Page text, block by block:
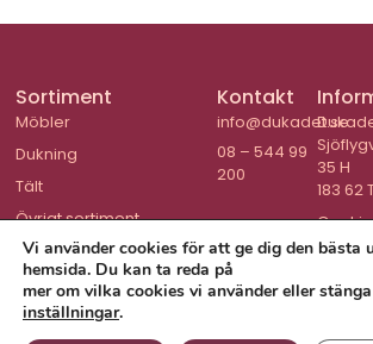
Sortiment
Möbler
Dukning
Tält
Övrigt sortiment
Kontakt
info@dukadet.se
08 – 544 99
200
35 H
183 62
Vi använder cookies för att ge dig den bästa
hemsida. Du kan ta reda på
mer om vilka cookies vi använder eller
inställningar.